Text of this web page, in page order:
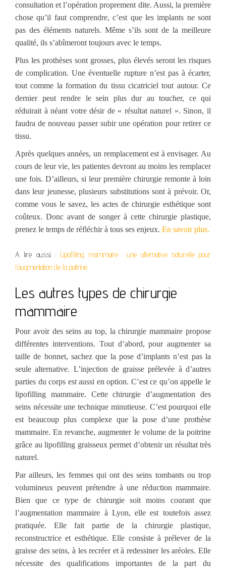
consultation et l’opération proprement dite. Aussi, la première
chose qu’il faut comprendre, c’est que les implants ne sont
pas des éléments naturels. Même s’ils sont de la meilleure
qualité, ils s’abîmeront toujours avec le temps.
Plus les prothèses sont grosses, plus élevés seront les risques
de complication. Une éventuelle rupture n’est pas à écarter,
tout comme la formation du tissu cicatriciel tout autour. Ce
dernier peut rendre le sein plus dur au toucher, ce qui
réduirait à néant votre désir de « résultat naturel ». Sinon, il
faudra de nouveau passer subir une opération pour retirer ce
tissu.
Après quelques années, un remplacement est à envisager. Au
cours de leur vie, les patientes devront au moins les remplacer
une fois. D’ailleurs, si leur première chirurgie remonte à loin
dans leur jeunesse, plusieurs substitutions sont à prévoir. Or,
comme vous le savez, les actes de chirurgie esthétique sont
coûteux. Donc avant de songer à cette chirurgie plastique,
prenez le temps de réfléchir à tous ses enjeux. En savoir plus.
A lire aussi : Lipofilling mammaire : une alternative naturelle pour
l’augmentation de la poitrine
Les autres types de chirurgie
mammaire
Pour avoir des seins au top, la chirurgie mammaire propose
différentes interventions. Tout d’abord, pour augmenter sa
taille de bonnet, sachez que la pose d’implants n’est pas la
seule alternative. L’injection de graisse prélevée à d’autres
parties du corps est aussi en option. C’est ce qu’on appelle le
lipofilling mammaire. Cette chirurgie d’augmentation des
seins nécessite une technique minutieuse. C’est pourquoi elle
est beaucoup plus complexe que la pose d’une prothèse
mammaire. En revanche, augmenter le volume de la poitrine
grâce au lipofilling graisseux permet d’obtenir un résultat très
naturel.
Par ailleurs, les femmes qui ont des seins tombants ou trop
volumineux peuvent prétendre à une réduction mammaire.
Bien que ce type de chirurgie soit moins courant que
l’augmentation mammaire à Lyon, elle est toutefois assez
pratiquée. Elle fait partie de la chirurgie plastique,
reconstructrice et esthétique. Elle consiste à prélever de la
graisse des seins, à les recréer et à redessiner les aréoles. Elle
nécessite des qualifications importantes de la part du